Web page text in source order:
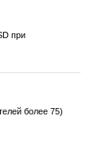
при
более 75)